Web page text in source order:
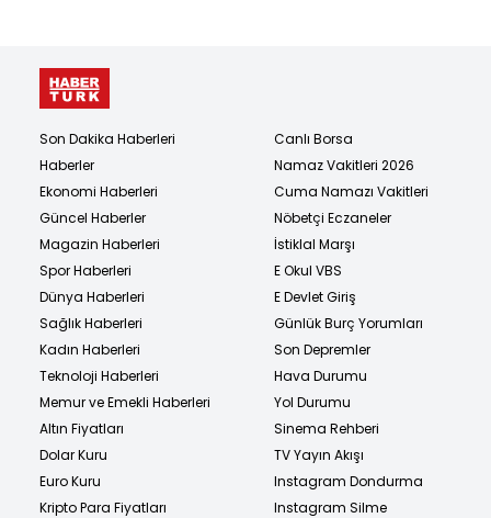
Son Dakika Haberleri
Haberler
Ekonomi Haberleri
Güncel Haberler
Magazin Haberleri
Spor Haberleri
Dünya Haberleri
Sağlık Haberleri
Kadın Haberleri
Teknoloji Haberleri
Memur ve Emekli Haberleri
Altın Fiyatları
Dolar Kuru
Euro Kuru
Kripto Para Fiyatları
Canlı Borsa
Namaz Vakitleri 2026
Cuma Namazı Vakitleri
Nöbetçi Eczaneler
İstiklal Marşı
E Okul VBS
E Devlet Giriş
Günlük Burç Yorumları
Son Depremler
Hava Durumu
Yol Durumu
Sinema Rehberi
TV Yayın Akışı
Instagram Dondurma
Instagram Silme